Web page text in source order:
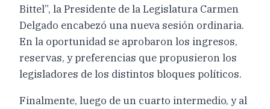
Bittel”, la Presidente de la Legislatura Carmen
Delgado encabezó una nueva sesión ordinaria.
En la oportunidad se aprobaron los ingresos,
reservas, y preferencias que propusieron los
legisladores de los distintos bloques políticos.
Finalmente, luego de un cuarto intermedio, y al